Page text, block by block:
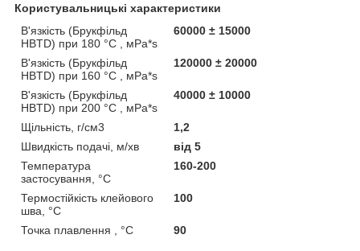
Користувальницькі характеристики
В'язкість (Брукфільд
НBTD) при 180 °С , мРа*s
60000 ± 15000
В'язкість (Брукфільд
НBTD) при 160 °С , мРа*s
120000 ± 20000
В'язкість (Брукфільд
НBTD) при 200 °С , мРа*s
40000 ± 10000
Щільність, г/см3
1,2
Швидкість подачі, м/хв
від 5
Температура
застосування, °C
160-200
Термостійкість клейового
шва, °С
100
Точка плавлення , °С 90